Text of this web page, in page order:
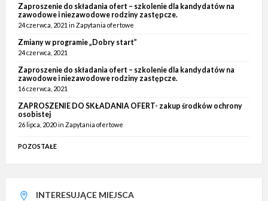
Zaproszenie do składania ofert – szkolenie dla kandydatów na
zawodowe i niezawodowe rodziny zastępcze.
24 czerwca, 2021 in Zapytania ofertowe
Zmiany w programie „Dobry start”
24 czerwca, 2021
Zaproszenie do składania ofert – szkolenie dla kandydatów na
zawodowe i niezawodowe rodziny zastępcze.
16 czerwca, 2021
ZAPROSZENIE DO SKŁADANIA OFERT- zakup środków ochrony
osobistej
26 lipca, 2020in Zapytania ofertowe
POZOSTAŁE
INTERESUJĄCE MIEJSCA